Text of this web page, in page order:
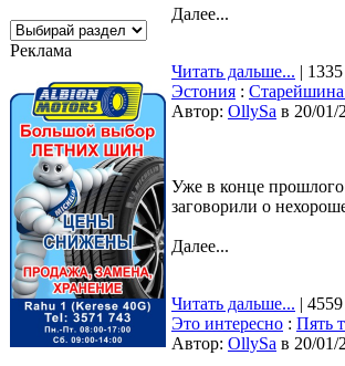
Реклама
Далее...
Читать дальше... |
Эстония : Старейшина
Автор: OllySa в 20/01/
Уже в конце
заговорили о
Далее...
Читать дальше... |
Это интересно : Пять
Автор: OllySa в 20/01/